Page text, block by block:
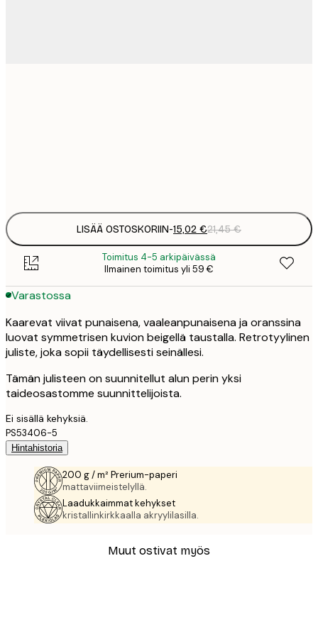
LISÄÄ OSTOSKORIIN-15,02 €21,45 €
Toimitus 4-5 arkipäivässä
Ilmainen toimitus yli 59 €
Varastossa
Kaarevat viivat punaisena, vaaleanpunaisena ja oranssina
luovat symmetrisen kuvion beigellä taustalla. Retrotyylinen
juliste, joka sopii täydellisesti seinällesi.
Tämän julisteen on suunnitellut alun perin yksi
taideosastomme suunnittelijoista.
Ei sisällä kehyksiä.
PS53406-5
Hintahistoria
200 g / m² Prerium-paperi
mattaviimeistelyllä.
Laadukkaimmat kehykset
kristallinkirkkaalla akryylilasilla.
Muut ostivat myös